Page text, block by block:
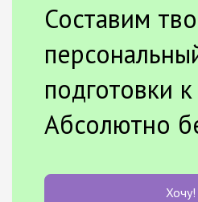
Составим
подготовки
Абсолютно
Хочу!